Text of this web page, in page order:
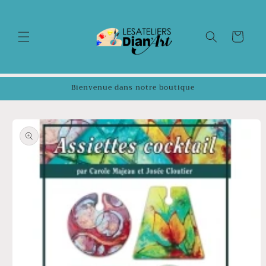
contenu
Panier
Bienvenue dans notre boutique
Passer aux
informations
produits